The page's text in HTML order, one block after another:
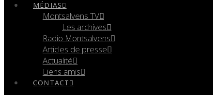
MÉDIAS
Montsalvens TV
Les archives
Radio Montsalvens
Articles de presse
Actualité
Liens amis
CONTACT